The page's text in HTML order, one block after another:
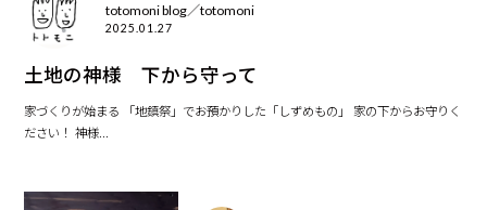
totomoni blog／totomoni
2025.01.27
土地の神様 下から守って
家づくりが始まる 「地鎮祭」でお預かりした「しずめもの」 家の下からお守りく
ださい！ 神様...